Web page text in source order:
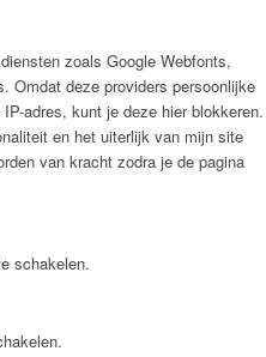
zoals Google Webfonts,
Omdat deze providers persoonlijke
adres, kunt je deze hier blokkeren.
en het uiterlijk van mijn site
van kracht zodra je de pagina
schakelen.